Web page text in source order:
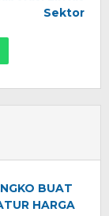
Sektor
BUAT
HARGA